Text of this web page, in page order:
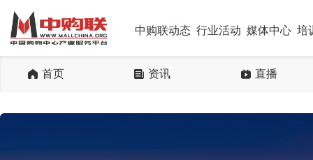
中购联动态 行业活动 媒体中心 培
首页 资讯 直播